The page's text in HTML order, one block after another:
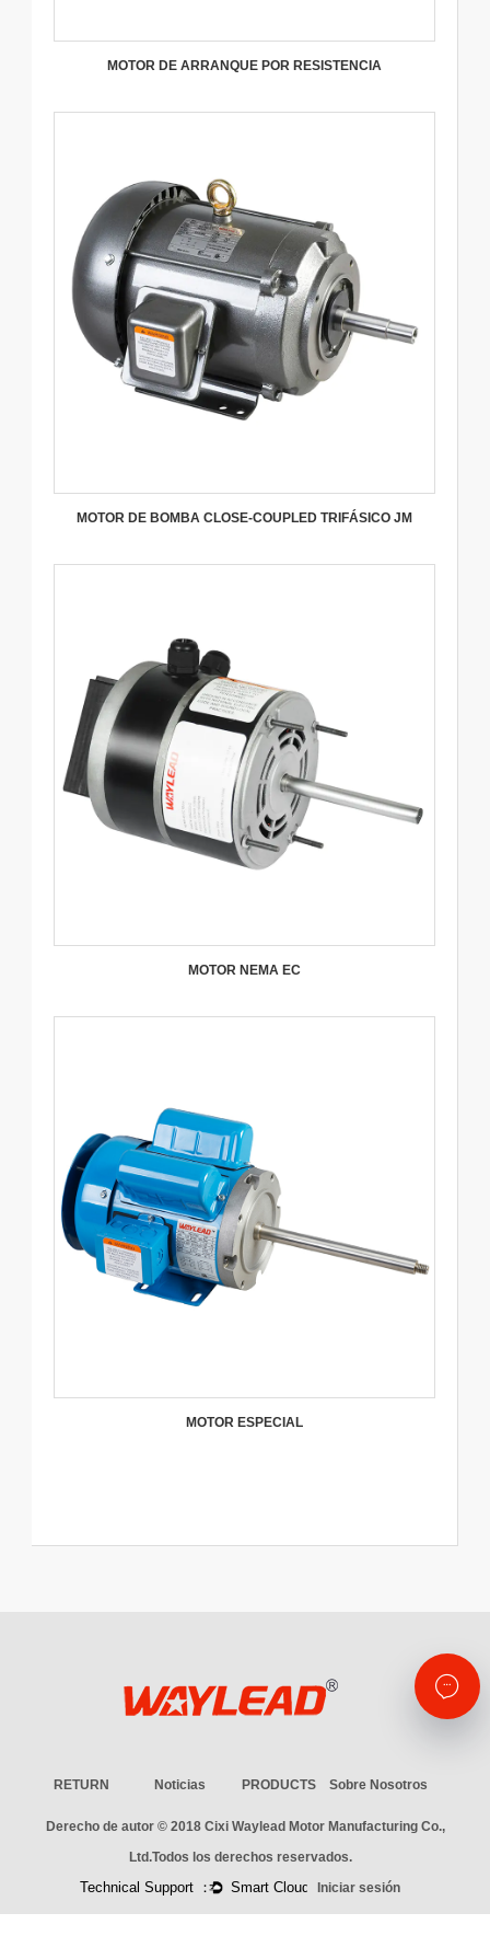
MOTOR DE ARRANQUE POR RESISTENCIA
MOTOR DE BOMBA CLOSE-COUPLED TRIFÁSICO JM
MOTOR NEMA EC
MOTOR ESPECIAL
RETURN Noticias PRODUCTS Sobre Nosotros
Derecho de autor © 2018 Cixi Waylead Motor Manufacturing Co.,
Ltd.Todos los derechos reservados.
Iniciar sesión